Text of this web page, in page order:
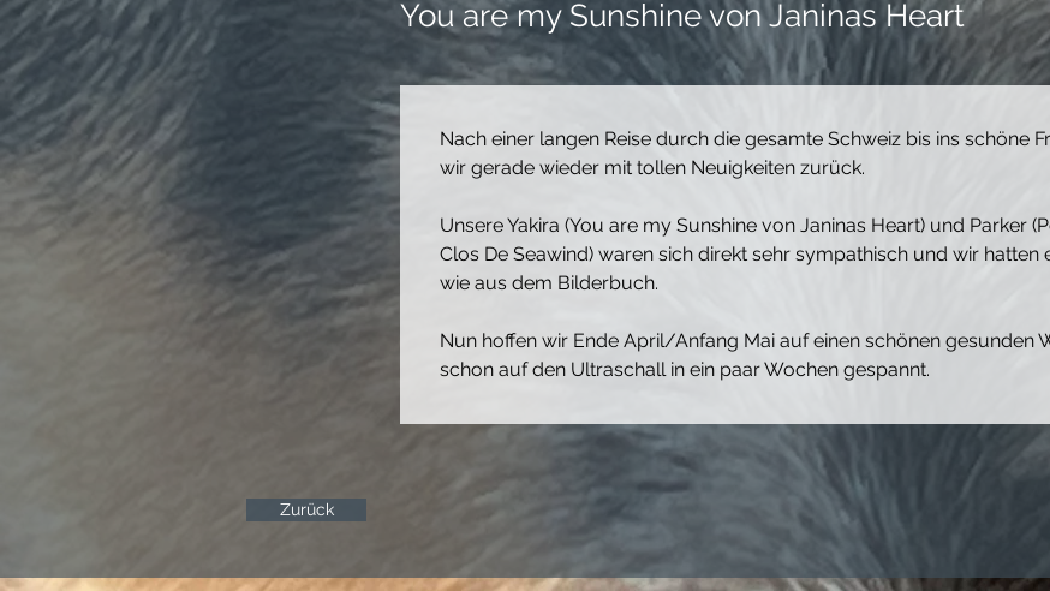
You are my Sunshine von Janinas Heart
Nach einer langen Reise durch die gesamte Schweiz bis ins schöne
wir gerade wieder mit tollen Neuigkeiten zurück.
Unsere Yakira (You are my Sunshine von Janinas Heart) und Parker
Clos De Seawind) waren sich direkt sehr sympathisch und wir hatten
wie aus dem Bilderbuch.
Nun hoffen wir Ende April/Anfang Mai auf einen schönen gesunden
schon auf den Ultraschall in ein paar Wochen gespannt.
Zurück